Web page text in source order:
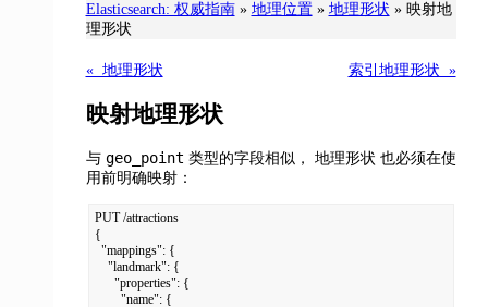
Elasticsearch: 权威指南» 地理位置» 地理形状 » 映射地
理形状
« 地理形状 索引地理形状 »
映射地理形状
与 geo_point 类型的字段相似， 地理形状 也必须在使
用前明确映射：
PUT /attractions
{